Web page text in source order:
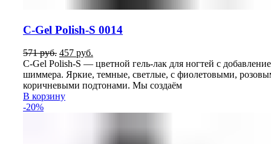
C-Gel Polish-S 0014
571руб. Первоначальная
цена
составляла
571
руб..
457 руб.
цена:
457
руб..
C-Gel Polish-S — цветной гель-лак для ногтей с
шиммера. Яркие, темные, светлые, с фиолетовыми,
коричневыми подтонами. Мы создаём
В корзину
-20%